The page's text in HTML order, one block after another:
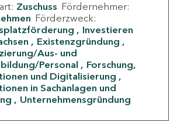
Zuschuss Fördernehmer:
Förderzweck:
Investieren
Existenzgründung
Aus- und
Personal
Forschung,
und Digitalisierung
in Sachanlagen und
Unternehmensgründung